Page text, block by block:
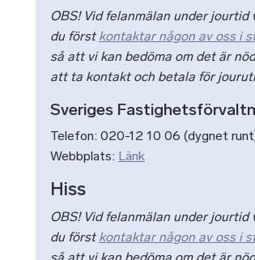
OBS! Vid felanmälan under jourtid
du först kontaktar någon av oss i
så att vi kan bedöma om det är
att ta kontakt och betala för
Sveriges
Telefon: 020-12 10 06 (dygnet
Webbplats: Länk
Hiss
OBS! Vid felanmälan under jourtid
du först kontaktar någon av oss i